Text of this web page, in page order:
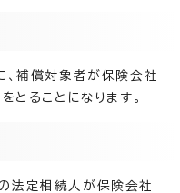
、補償対象者が保険会社
とることになります。
法定相続人が保険会社